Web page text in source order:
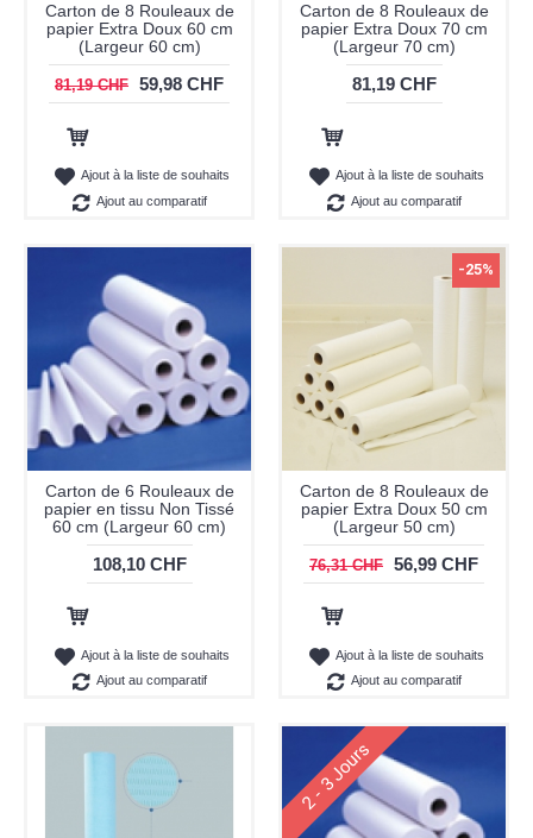
Carton de 8 Rouleaux de
papier Extra Doux 60 cm
(Largeur 60 cm)
81,19 CHF 59,98 CHF
Ajout à la liste de souhaits
Ajout au comparatif
Carton de 8 Rouleaux de
papier Extra Doux 70 cm
(Largeur 70 cm)
81,19 CHF
Ajout à la liste de souhaits
Ajout au comparatif
Carton de 6 Rouleaux de
papier en tissu Non Tissé
60 cm (Largeur 60 cm)
108,10 CHF
Ajout à la liste de souhaits
Ajout au comparatif
-25%
Carton de 8 Rouleaux de
papier Extra Doux 50 cm
(Largeur 50 cm)
76,31 CHF 56,99 CHF
Ajout à la liste de souhaits
Ajout au comparatif
2 - 3 Jours